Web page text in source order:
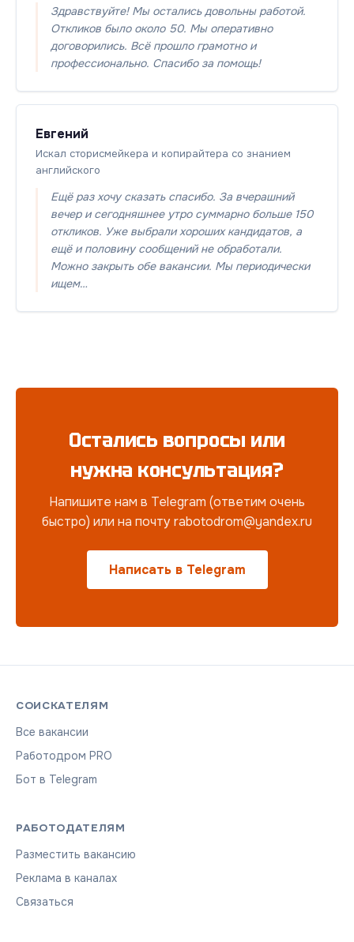
Здравствуйте! Мы остались довольны работой.
Откликов было около 50. Мы оперативно
договорились. Всё прошло грамотно и
профессионально. Спасибо за помощь!
Евгений
Искал сторисмейкера и копирайтера со знанием
английского
Ещё раз хочу сказать спасибо. За вчерашний
вечер и сегодняшнее утро суммарно больше 150
откликов. Уже выбрали хороших кандидатов, а
ещё и половину сообщений не обработали.
Можно закрыть обе вакансии. Мы периодически
ищем…
Остались вопросы или
нужна консультация?
Напишите нам в Telegram (ответим очень
быстро) или на почту rabotodrom@yandex.ru
Написать в Telegram
СОИСКАТЕЛЯМ
Все вакансии
Работодром PRO
Бот в Telegram
РАБОТОДАТЕЛЯМ
Разместить вакансию
Реклама в каналах
Связаться